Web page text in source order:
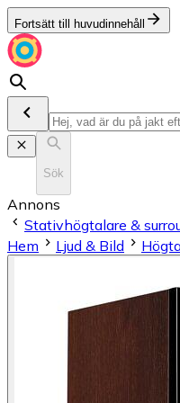
Fortsätt till huvudinnehåll
Sök
Annons
Stativhögtalare &
Hem
Ljud & Bild